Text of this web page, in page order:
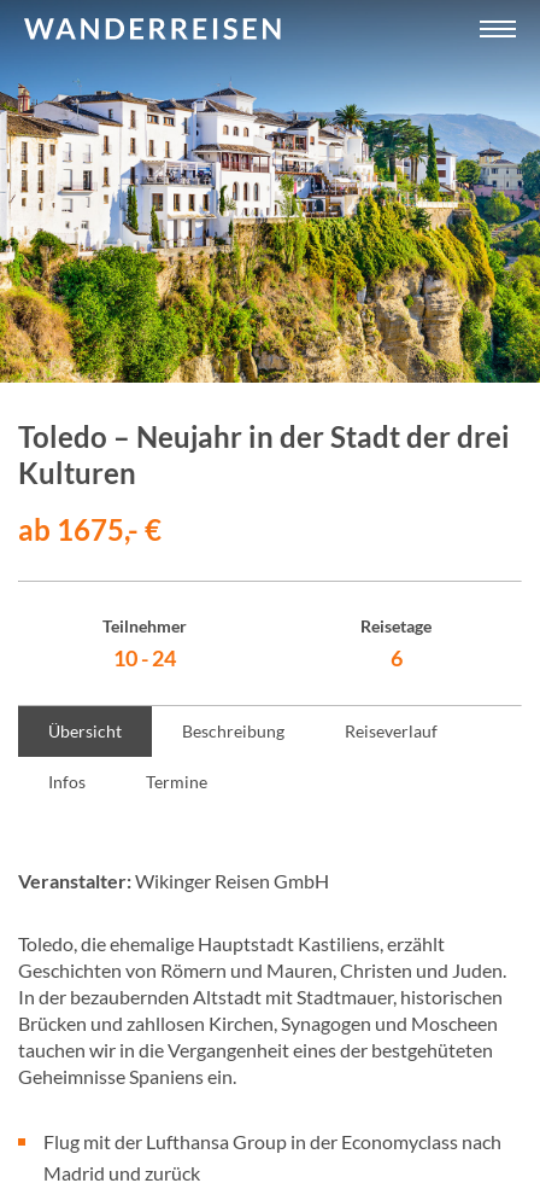
Toledo – Neujahr in der Stadt der drei
Kulturen
ab 1675,- €
Teilnehmer
10 - 24
Reisetage
6
Übersicht Beschreibung Reiseverlauf
Infos Termine
Veranstalter:Wikinger Reisen GmbH
Toledo, die ehemalige Hauptstadt Kastiliens, erzählt
Geschichten von Römern und Mauren, Christen und Juden.
In der bezaubernden Altstadt mit Stadtmauer, historischen
Brücken und zahllosen Kirchen, Synagogen und Moscheen
tauchen wir in die Vergangenheit eines der bestgehüteten
Geheimnisse Spaniens ein.
Flug mit der Lufthansa Group in der Economyclass nach
Madrid und zurück